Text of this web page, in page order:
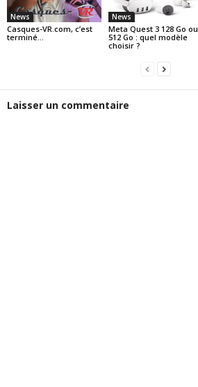
News
Casques-VR.com, c’est
terminé…
News
Meta Quest 3 128 Go ou
512 Go : quel modèle
choisir ?
Laisser un commentaire